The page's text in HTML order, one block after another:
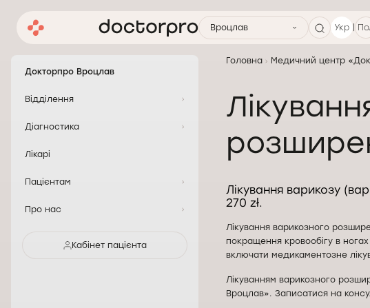
Вроцлав Укр |
Докторпро Вроцлав
Відділення
Діагностика
Лікарі
Пацієнтам
Про нас
Кабінет пацієнта
Головна Медичний центр
Лікування варикозу
270 zł.
Лікування варикозного
покращення кровообігу в
включати медикаментозне
Лікуванням варикозного
Вроцлав». Записатися на